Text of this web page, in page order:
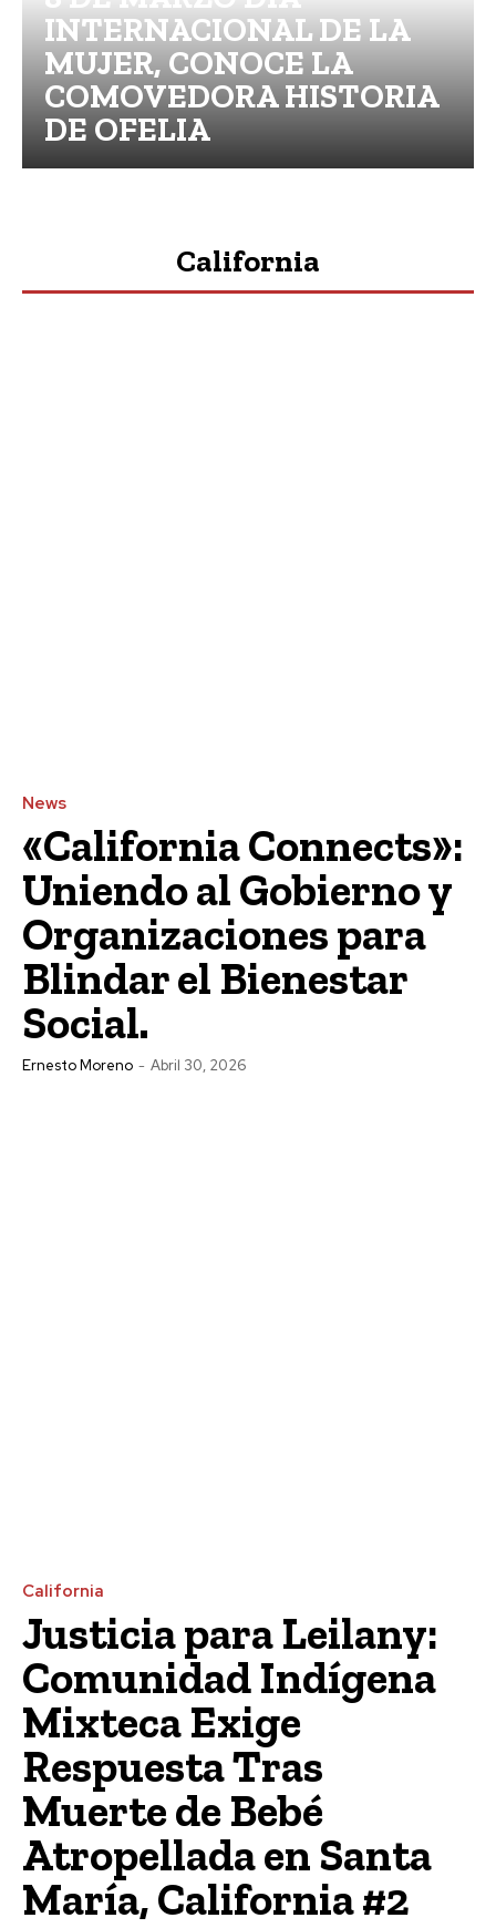
INTERNACIONAL DE LA
MUJER, CONOCE LA
COMOVEDORA HISTORIA
DE OFELIA
California
News
«California Connects»:
Uniendo al Gobierno y
Organizaciones para
Blindar el Bienestar
Social.
Ernesto Moreno - Abril 30, 2026
California
Justicia para Leilany:
Comunidad Indígena
Mixteca Exige
Respuesta Tras
Muerte de Bebé
Atropellada en Santa
María, California #2